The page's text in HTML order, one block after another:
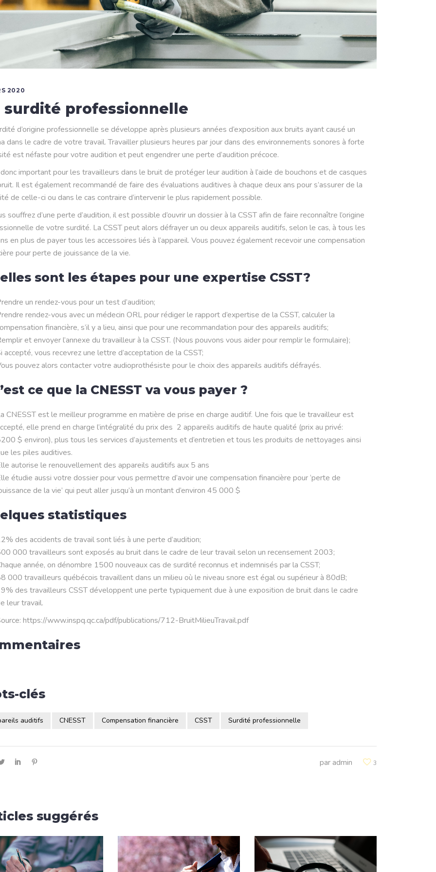
2020
surdité professionnelle
d’origine professionnelle se développe après plusieurs années d’exposition aux bruits ayant causé un
dans le cadre de votre travail. Travailler plusieurs heures par jour dans des environnements sonores à forte
est néfaste pour votre audition et peut engendrer une perte d’audition précoce.
important pour les travailleurs dans le bruit de protéger leur audition à l’aide de bouchons et de casques
Il est également recommandé de faire des évaluations auditives à chaque deux ans pour s’assurer de la
de celle-ci ou dans le cas contraire d’intervenir le plus rapidement possible.
souffrez d’une perte d’audition, il est possible d’ouvrir un dossier à la CSST afin de faire reconnaître l’origine
de votre surdité. La CSST peut alors défrayer un ou deux appareils auditifs, selon le cas, à tous les
en plus de payer tous les accessoires liés à l’appareil. Vous pouvez également recevoir une compensation
pour perte de jouissance de la vie.
sont les étapes pour une expertise CSST?
un rendez-vous pour un test d’audition;
rendez-vous avec un médecin ORL pour rédiger le rapport d’expertise de la CSST, calculer la
financière, s’il y a lieu, ainsi que pour une recommandation pour des appareils auditifs;
et envoyer l’annexe du travailleur à la CSST. (Nous pouvons vous aider pour remplir le formulaire);
accepté, vous recevrez une lettre d’acceptation de la CSST;
pouvez alors contacter votre audioprothésiste pour le choix des appareils auditifs défrayés.
ce que la CNESST va vous payer ?
CNESST est le meilleur programme en matière de prise en charge auditif. Une fois que le travailleur est
elle prend en charge l’intégralité du prix des 2 appareils auditifs de haute qualité (prix au privé:
$ environ), plus tous les services d’ajustements et d’entretien et tous les produits de nettoyages ainsi
les piles auditives.
autorise le renouvellement des appareils auditifs aux 5 ans
étudie aussi votre dossier pour vous permettre d’avoir une compensation financière pour ‘perte de
de la vie’ qui peut aller jusqu’à un montant d’environ 45 000 $
statistiques
des accidents de travail sont liés à une perte d’audition;
000 travailleurs sont exposés au bruit dans le cadre de leur travail selon un recensement 2003;
année, on dénombre 1500 nouveaux cas de surdité reconnus et indemnisés par la CSST;
000 travailleurs québécois travaillent dans un milieu où le niveau snore est égal ou supérieur à 80dB;
des travailleurs CSST développent une perte typiquement due à une exposition de bruit dans le cadre
leur travail.
https://www.inspq.qc.ca/pdf/publications/712-BruitMilieuTravail.pdf
clés
auditifs CNESST Compensation financière CSST Surdité professionnelle
paradmin 3
suggérés